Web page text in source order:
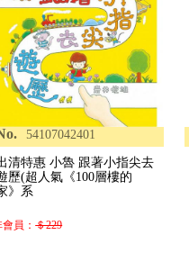
54107042401
清特惠 小魯 跟著小指尖去
歷(超人氣《100層樓的
》系
會員：＄229